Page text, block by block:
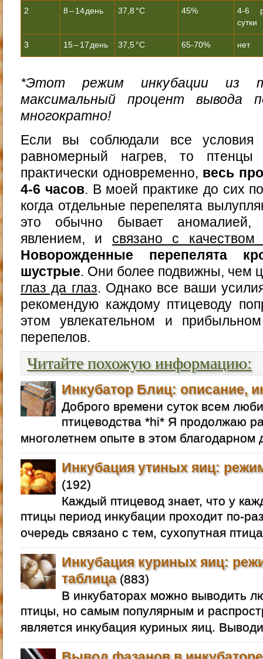
2 8 – 14 день 37,8 °С 45%
4-6
сутки
3 15 – 17 день 37,5 °С 65-70% нет
*Этот режим инкубации из
максимальный процент вывода
многократно!
Если вы соблюдали все
равномерный нагрев, то птенцы
практически одновременно, весь
4-6 часов. В моей практике до сих
когда отдельные перепелята
это обычно бывает аномалией,
явлением, и связано с качеством
Новорожденные перепелята
шустрые. Они более подвижны, чем
глаз да глаз. Однако все ваши
рекомендую каждому птицеводу
этом увлекательном и
перепелов.
Читайте похожую информацию:
Инкубатор Блиц: описание,
Доброго времени суток всем
птицеводства *hi* Я продолжаю
многолетнем опыте в этом
Инкубация утиных яиц:
(192)
Каждый птицевод знает, что у
птицы период инкубации проходит по-
очередь связано с тем, сухопутная
Инкубация куриных яиц:
таблица(883)
В инкубаторах можно выводить
птицы, но самым популярным и
является инкубация куриных яиц.